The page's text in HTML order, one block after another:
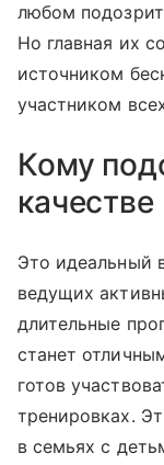
любом
Но главная их
источником
участником
Кому
Это идеальный
ведущих
длительные
станет
готов
тренировках.
в семьях с